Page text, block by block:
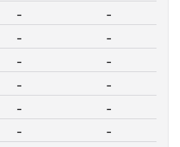
-
-
-
-
-
-
-
-
-
-
-
-